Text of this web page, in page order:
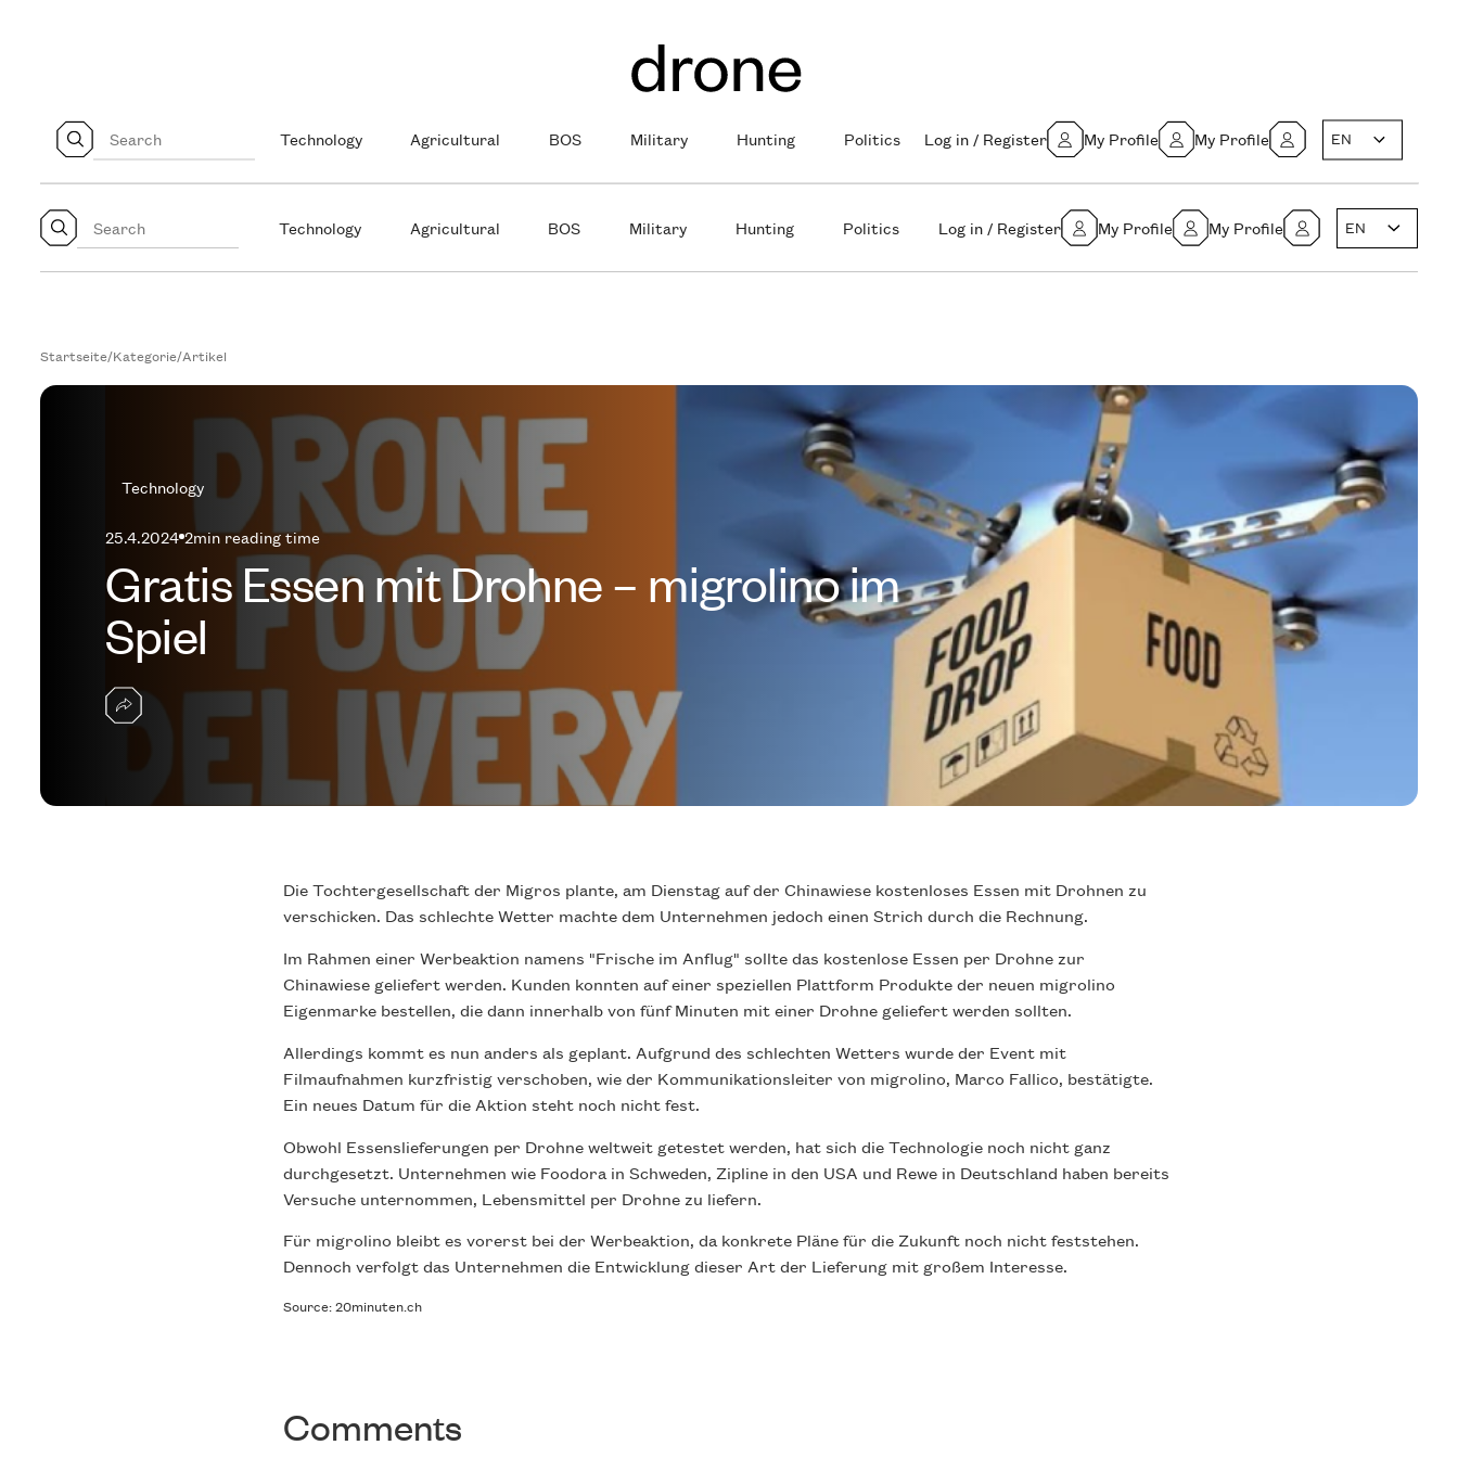
Technology Agricultural BOS Military Hunting Politics Log in / Register My Profile My Profile EN
Technology Agricultural BOS Military Hunting Politics Log in / Register My Profile My Profile EN
Startseite/Kategorie/Artikel
Technology
25.4.2024 2min reading time
Gratis Essen mit Drohne – migrolino im
Spiel
Die Tochtergesellschaft der Migros plante, am Dienstag auf der Chinawiese kostenloses Essen mit Drohnen zu
verschicken. Das schlechte Wetter machte dem Unternehmen jedoch einen Strich durch die Rechnung.
Im Rahmen einer Werbeaktion namens "Frische im Anflug" sollte das kostenlose Essen per Drohne zur
Chinawiese geliefert werden. Kunden konnten auf einer speziellen Plattform Produkte der neuen migrolino
Eigenmarke bestellen, die dann innerhalb von fünf Minuten mit einer Drohne geliefert werden sollten.
Allerdings kommt es nun anders als geplant. Aufgrund des schlechten Wetters wurde der Event mit
Filmaufnahmen kurzfristig verschoben, wie der Kommunikationsleiter von migrolino, Marco Fallico, bestätigte.
Ein neues Datum für die Aktion steht noch nicht fest.
Obwohl Essenslieferungen per Drohne weltweit getestet werden, hat sich die Technologie noch nicht ganz
durchgesetzt. Unternehmen wie Foodora in Schweden, Zipline in den USA und Rewe in Deutschland haben bereits
Versuche unternommen, Lebensmittel per Drohne zu liefern.
Für migrolino bleibt es vorerst bei der Werbeaktion, da konkrete Pläne für die Zukunft noch nicht feststehen.
Dennoch verfolgt das Unternehmen die Entwicklung dieser Art der Lieferung mit großem Interesse.
Source: 20minuten.ch
Comments